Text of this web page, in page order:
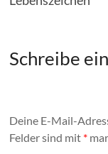
Schreibe
Deine E-Mail-
Felder sind mit *